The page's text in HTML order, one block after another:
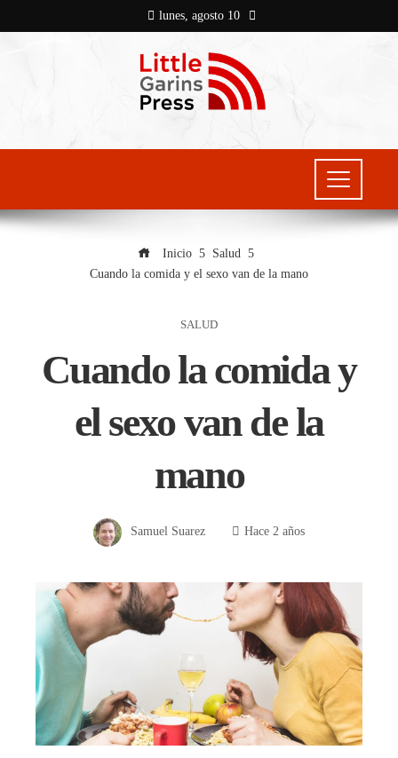
lunes, agosto 10
Inicio
Salud
Cuando la comida y el sexo van de la mano
SALUD
Cuando la comida y
el sexo van de la
mano
Samuel Suarez Hace 2 años